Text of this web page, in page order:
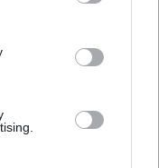
third-party tags to
in below Google
ώστε να αφεθεί
,είναι ακριβώς
πρέπει
και ΜΌΝΟΝ να
είδους
χρόνο .Αλλά σε